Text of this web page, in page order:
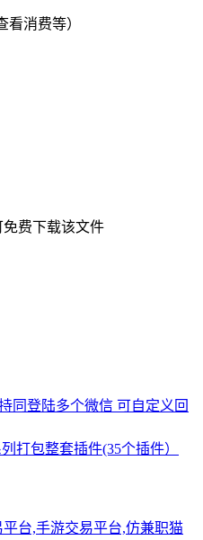
消费等）
费下载该文件
同登陆多个微信 可自定义回
打包整套插件(35个插件）
台,手游交易平台,仿兼职猫